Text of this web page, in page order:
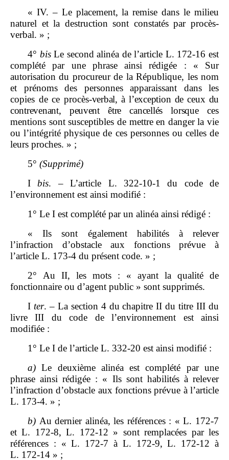
« IV. – Le placement, la remise dans le milieu
naturel et la destruction sont constatés par procès-
verbal. » ;
4° bisLe second alinéa de l’article L. 172‑16 est
complété par une phrase ainsi rédigée : « Sur
autorisation du procureur de la République, les nom
et prénoms des personnes apparaissant dans les
copies de ce procès-verbal, à l’exception de ceux du
contrevenant, peuvent être cancellés lorsqueces
mentions sont susceptibles de mettre en danger la vie
ou l’intégrité physique de ces personnes ou celles de
leurs proches. » ;
5° (Supprimé)
Ibis. – L’article L. 322‑10‑1 du code de
l’environnement est ainsi modifié :
1° Le I est complété par un alinéa ainsi rédigé :
« Ils sont également habilités à relever
l’infraction d’obstacle aux fonctions prévue à
l’article L. 173‑4 du présent code. » ;
2° Au II, les mots : « ayant la qualité de
fonctionnaire ou d’agent public » sont supprimés.
I ter. – La section 4 du chapitre II du titre III du
livre III du code de l’environnement est ainsi
modifiée :
1° Le I de l’article L. 332‑20 est ainsi modifié :
a) Le deuxième alinéa est complété par une
phrase ainsi rédigée : « Ils sont habilités à relever
l’infraction d’obstacle aux fonctions prévue à l’article
L. 173‑4. » ;
b) Au dernier alinéa, les références : « L. 172‑7
et L. 172‑8, L. 172‑12 » sont remplacées par les
références : « L. 172‑7 à L. 172‑9, L. 172‑12 à
L. 172‑14 » ;